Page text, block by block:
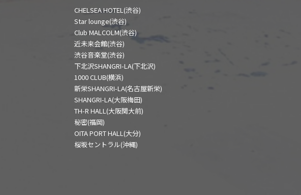
CHELSEA HOTEL(渋谷)
Star lounge(渋谷)
Club MALCOLM(渋谷)
近未来会館(渋谷)
渋谷音楽堂(渋谷)
下北沢SHANGRI-LA(下北沢)
1000 CLUB(横浜)
新栄SHANGRI-LA(名古屋新栄)
SHANGRI-LA(大阪梅田)
TH-R HALL(大阪関大前)
秘密(福岡)
OITA PORT HALL(大分)
桜坂セントラル(沖縄)